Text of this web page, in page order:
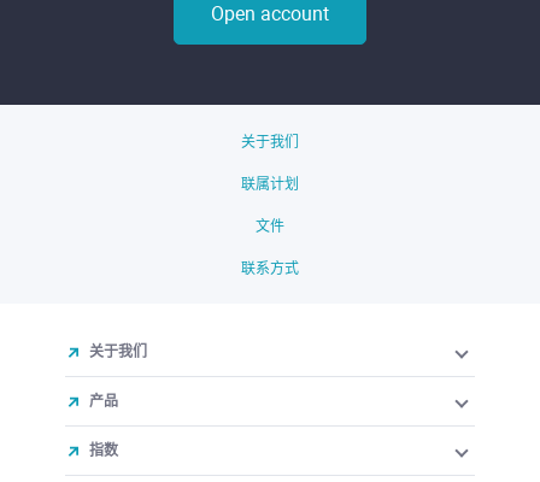
Open account
关于我们
联属计划
文件
联系方式
关于我们
产品
指数